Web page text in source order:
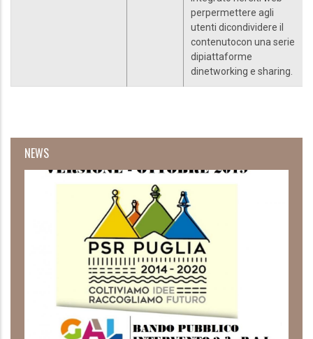
perpermettere agli
utenti dicondividere il
contenutocon una serie
dipiattaforme
dinetworking e sharing.
NEWS